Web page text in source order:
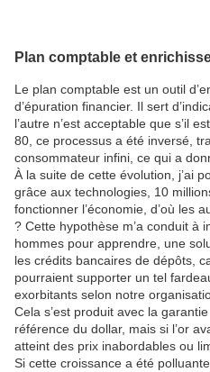
Plan comptable et
Le plan comptable est un outil
d’épuration financier. Il sert
l’autre n’est acceptable que s’il
80, ce processus a été inversé,
consommateur infini, ce qui a
À la suite de cette évolution, j’ai
grâce aux technologies, 10
fonctionner l’économie, d’où les
? Cette hypothèse m’a conduit à
hommes pour apprendre, une
les crédits bancaires de dépôts,
pourraient supporter un tel
exorbitants selon notre
Cela s’est produit avec la
référence du dollar, mais si l’or
atteint des prix inabordables ou
Si cette croissance a été